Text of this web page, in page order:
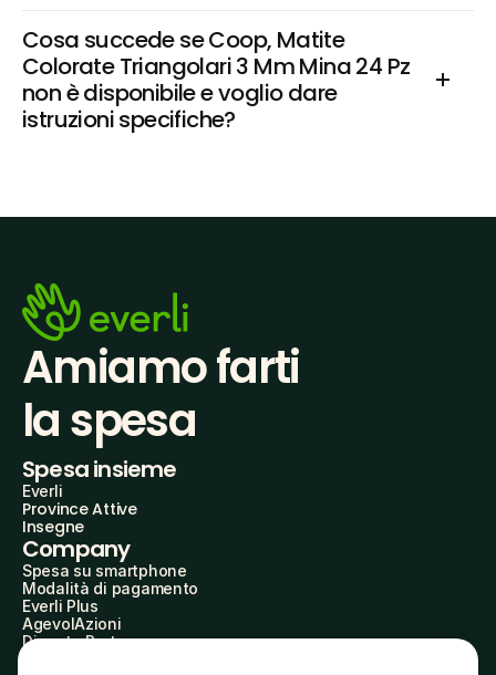
Cosa succede se Coop, Matite
Colorate Triangolari 3 Mm Mina 24 Pz
non è disponibile e voglio dare
istruzioni specifiche?
Amiamo farti
la spesa
Spesa insieme
Everli
Province Attive
Insegne
Company
Spesa su smartphone
Modalità di pagamento
Everli Plus
AgevolAzioni
Diventa Partner